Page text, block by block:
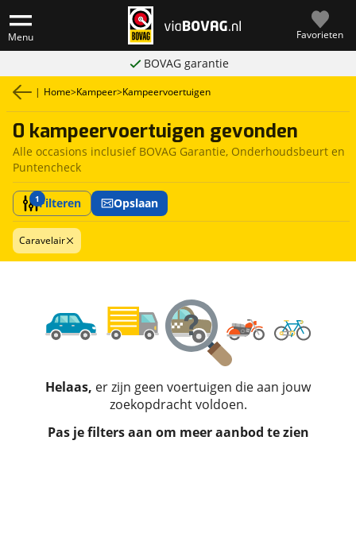
Menu Favorieten
BOVAG garantie
| Home>Kampeer>Kampeervoertuigen
0 kampeervoertuigen gevonden
Alle occasions inclusief BOVAG Garantie, Onderhoudsbeurt en
Puntencheck
1Filteren Opslaan
Caravelair
Helaas, er zijn geen voertuigen die aan jouw
zoekopdracht voldoen.
Pas je filters aan om meer aanbod te zien